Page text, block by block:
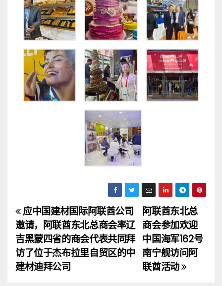
文
章
导
阿联酋东北总
商会参加欢迎
中国海军162号
南宁舰访问阿
联酋活动
应中国建材国际阿联酋公司
邀请，阿联酋东北总商会率辽
吉黑蒙四省的商会代表共同拜
访了位于杰布拉里自贸区的中
建材迪拜公司